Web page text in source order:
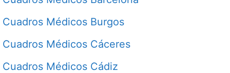
Cuadros Médicos Burgos
Cuadros Médicos Cáceres
Cuadros Médicos Cádiz